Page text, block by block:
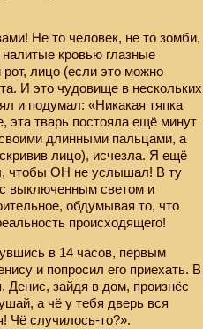
Не то человек, не то зомби,
кровью глазные
лицо (если это можно
И это чудовище в нескольких
и подумал: «Никакая тяпка
эта тварь постояла ещё минут
длинными пальцами, а
лицо), исчезла. Я ещё
чтобы ОН не услышал! В ту
выключенным светом и
обдумывая то, что
происходящего!
в 14 часов, первым
и попросил его приехать. В
Денис, зайдя в дом, произнёс
а чё у тебя дверь вся
Чё случилось-то?».